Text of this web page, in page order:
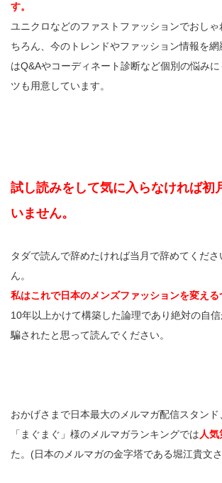
す。
ユニクロなどのファストファッションでおしゃ
ちろん、今のトレンドやファッション情報を網
はQ&Aやコーディネート診断など個別の悩み
ツも用意しています。
試し読みをして気に入らなければ初
いません。
タダで読んで辞めたければ当月で辞めてくだ
ん。
私はこれで日本のメンズファッションを変える
10年以上かけて構築した論理であり絶対の自信
騙されたと思って読んでください。
おかげさまで日本最大のメルマガ配信スタンド
「まぐまぐ」様のメルマガランキングでは 人
た。(日本のメルマガの金字塔である堀江貴文